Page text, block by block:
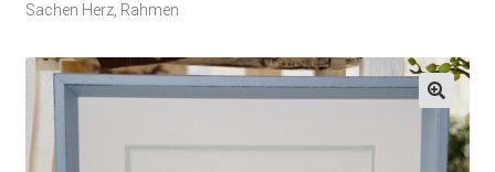
Termine
Handarbeiten-Käß-Shop
Sachen Herz, Rahmen